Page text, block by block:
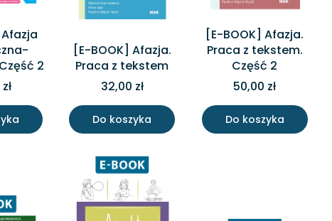
2
[E-BOOK] Afazja.
Praca z tekstem
32,00 zł
Do koszyka
[E-BOOK] Afazja.
Praca z tekstem.
Część 2
50,00 zł
Do koszyka